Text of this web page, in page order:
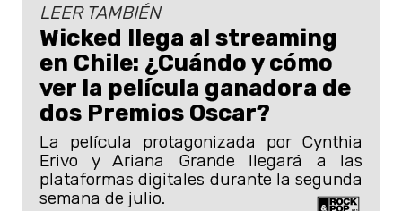
LEER TAMBIÉN
Wicked llega al streaming
en Chile: ¿Cuándo y cómo
ver la película ganadora de
dos Premios Oscar?
La película protagonizada por Cynthia
Erivo y Ariana Grande llegará a las
plataformas digitales durante la segunda
semana de julio.